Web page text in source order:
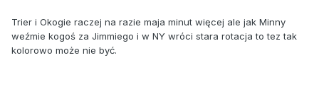
Trier i Okogie raczej na razie maja minut więcej ale jak Minny
weźmie kogoś za Jimmiego i w NY wróci stara rotacja to tez tak
kolorowo może nie być.